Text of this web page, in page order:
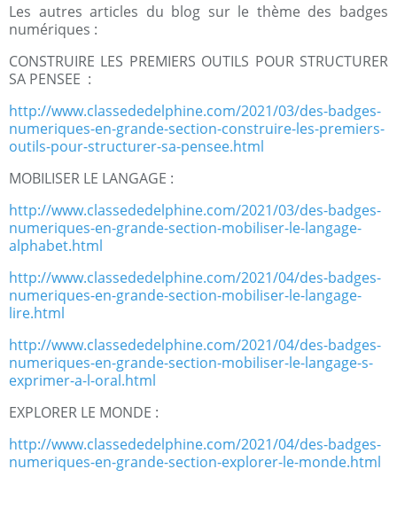
Les autres articles du blog sur le thème des badges
numériques :
CONSTRUIRE LES PREMIERS OUTILS POUR STRUCTURER
SA PENSEE :
http://www.classededelphine.com/2021/03/des-badges-
numeriques-en-grande-section-construire-les-premiers-
outils-pour-structurer-sa-pensee.html
MOBILISER LE LANGAGE :
http://www.classededelphine.com/2021/03/des-badges-
numeriques-en-grande-section-mobiliser-le-langage-
alphabet.html
http://www.classededelphine.com/2021/04/des-badges-
numeriques-en-grande-section-mobiliser-le-langage-
lire.html
http://www.classededelphine.com/2021/04/des-badges-
numeriques-en-grande-section-mobiliser-le-langage-s-
exprimer-a-l-oral.html
EXPLORER LE MONDE :
http://www.classededelphine.com/2021/04/des-badges-
numeriques-en-grande-section-explorer-le-monde.html